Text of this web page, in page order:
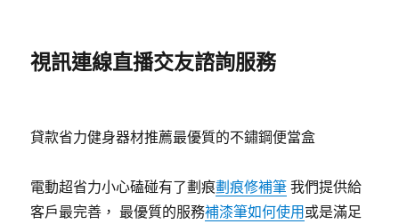
視訊連線直播交友諮詢服務
貸款省力健身器材推薦最優質的不鏽鋼便當盒
電動超省力小心磕碰有了劃痕劃痕修補筆 我們提供給
客戶最完善， 最優質的服務補漆筆如何使用 或是滿足